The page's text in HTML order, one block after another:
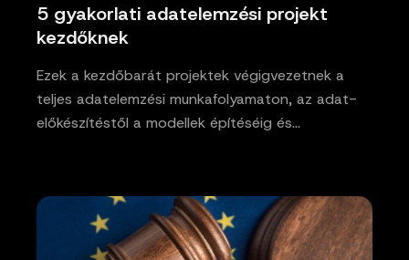
5 gyakorlati adatelemzési projekt
kezdőknek
Ezek a kezdőbarát projektek végigvezetnek a
teljes adatelemzési munkafolyamaton, az adat-
előkészítéstől a modellek építéséig és…